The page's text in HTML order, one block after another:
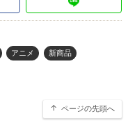
アニメ 新商品
ページの先頭へ